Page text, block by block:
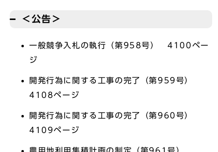
＜公告＞
一般競争入札の執行（第958号） 4100ペー
ジ
開発行為に関する工事の完了（第959号）
4108ページ
開発行為に関する工事の完了（第960号）
4109ページ